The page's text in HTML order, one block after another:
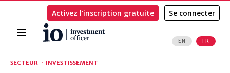
Accueil
EN FR
Activez l’inscription gratuite Se connecter
Rechercher
SECTEUR · INVESTISSEMENT